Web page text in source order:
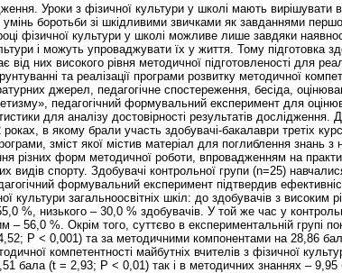
Уроки з фізичної культури у школі мають вирішувати
боротьби зі шкідливими звичками як завданнями
фізичної культури у школі можливе лише завдяки
і можуть упроваджувати їх у життя. Тому підготовка
від них високого рівня методичної підготовленості для
та реалізації програми розвитку методичної
джерел, педагогічне спостереження, бесіда,
педагогічний формувальний експеримент для
для аналізу достовірності результатів
в якому брали участь здобувачі-бакалаври третіх
зміст якої містив матеріал для поглиблення знань
різних форм методичної роботи, впровадженням на
видів спорту. Здобувачі контрольної групи (n=25)
формувальний експеримент підтвердив
культури загальноосвітніх шкіл: до здобувачів з
%, низького – 30,0 % здобувачів. У той же час у
– 56,0 %. Окрім того, суттєво в експериментальній групі
4,52; Р < 0,001) та за методичними компонентами на 28,86
компетентності майбутніх вчителів з фізичної
бала (t = 2,93; Р < 0,01) так і в методичних знаннях –